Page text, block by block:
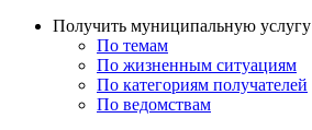
Получить муниципальную услугу
По темам
По жизненным ситуациям
По категориям получателей
По ведомствам